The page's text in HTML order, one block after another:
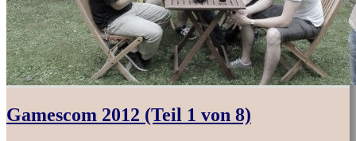
Gamescom 2012 (Teil 1 von 8)